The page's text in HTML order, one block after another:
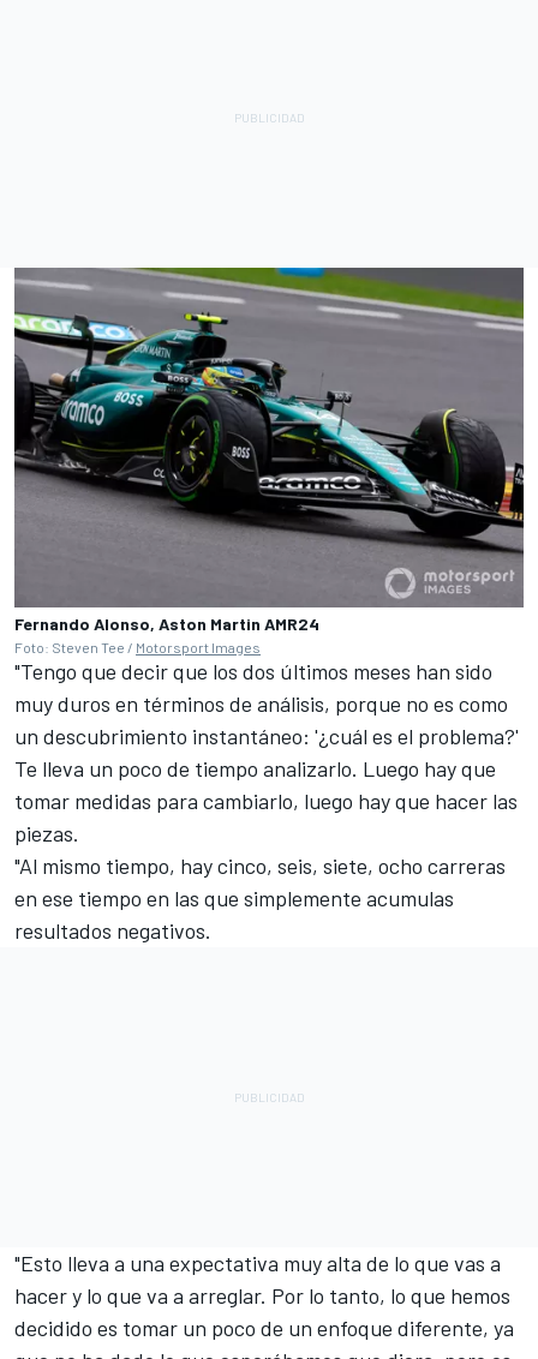
Fernando Alonso, Aston Martin AMR24
Foto: Steven Tee / Motorsport Images
"Tengo que decir que los dos últimos meses han sido
muy duros en términos de análisis, porque no es como
un descubrimiento instantáneo: '¿cuál es el problema?'
Te lleva un poco de tiempo analizarlo. Luego hay que
tomar medidas para cambiarlo, luego hay que hacer las
piezas.
"Al mismo tiempo, hay cinco, seis, siete, ocho carreras
en ese tiempo en las que simplemente acumulas
resultados negativos.
"Esto lleva a una expectativa muy alta de lo que vas a
hacer y lo que va a arreglar. Por lo tanto, lo que hemos
decidido es tomar un poco de un enfoque diferente, ya